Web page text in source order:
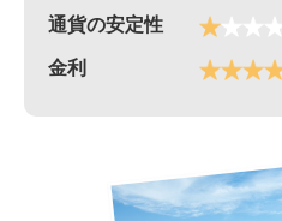
通貨の安定性
金利